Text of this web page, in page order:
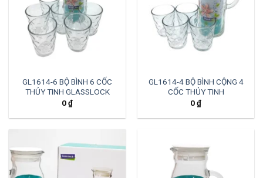
GL1614-6 BỘ BÌNH 6 CỐC
THỦY TINH GLASSLOCK
0₫
GL1614-4 BỘ BÌNH CỘNG 4
CỐC THỦY TINH
0₫